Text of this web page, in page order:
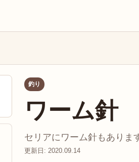
釣り
ワーム針
セリアにワーム針もありま
更新日: 2020.09.14